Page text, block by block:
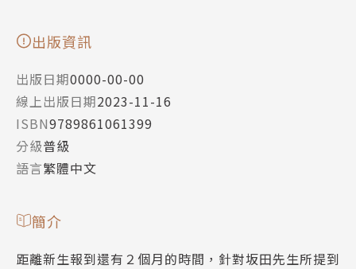
出版資訊
出版日期0000-00-00
線上出版日期2023-11-16
ISBN9789861061399
分級普級
語言繁體中文
簡介
距離新生報到還有２個月的時間，針對坂田先生所提到